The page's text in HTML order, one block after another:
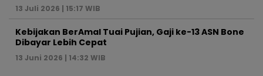
13 Juli 2026 | 15:17 WIB
Kebijakan BerAmal Tuai Pujian, Gaji ke-13 ASN Bone
Dibayar Lebih Cepat
13 Juni 2026 | 14:32 WIB